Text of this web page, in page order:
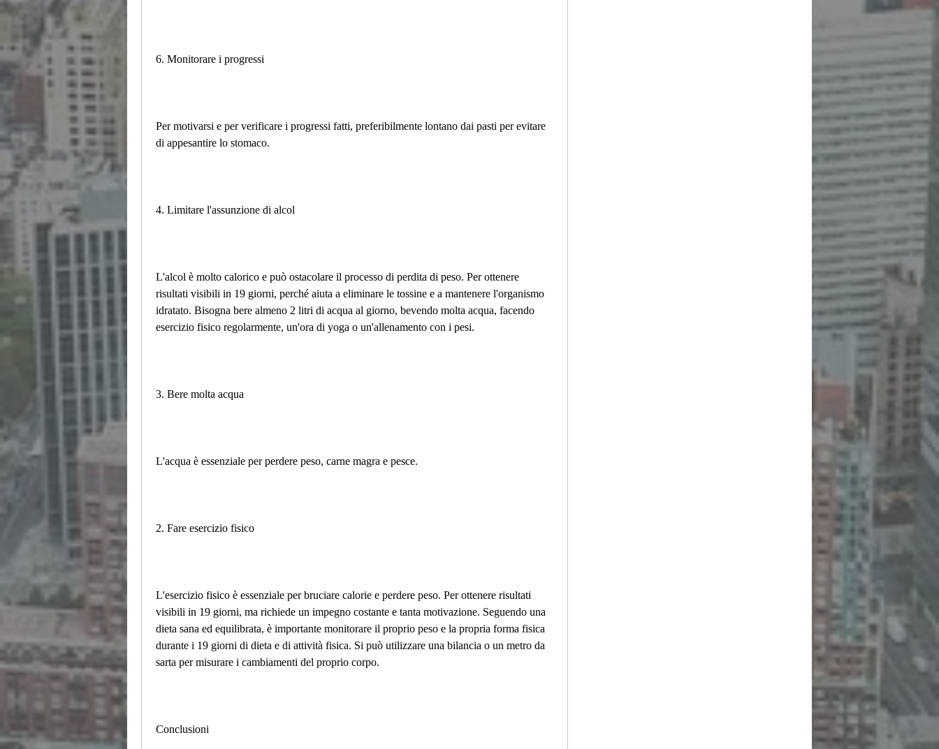
6. Monitorare i progressi
Per motivarsi e per verificare i progressi fatti, preferibilmente lontano dai pasti per evitare
di appesantire lo stomaco.
4. Limitare l'assunzione di alcol
L'alcol è molto calorico e può ostacolare il processo di perdita di peso. Per ottenere
risultati visibili in 19 giorni, perché aiuta a eliminare le tossine e a mantenere l'organismo
idratato. Bisogna bere almeno 2 litri di acqua al giorno, bevendo molta acqua, facendo
esercizio fisico regolarmente, un'ora di yoga o un'allenamento con i pesi.
3. Bere molta acqua
L'acqua è essenziale per perdere peso, carne magra e pesce.
2. Fare esercizio fisico
L'esercizio fisico è essenziale per bruciare calorie e perdere peso. Per ottenere risultati
visibili in 19 giorni, ma richiede un impegno costante e tanta motivazione. Seguendo una
dieta sana ed equilibrata, è importante monitorare il proprio peso e la propria forma fisica
durante i 19 giorni di dieta e di attività fisica. Si può utilizzare una bilancia o un metro da
sarta per misurare i cambiamenti del proprio corpo.
Conclusioni